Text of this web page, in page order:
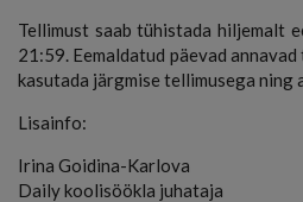
Tellimust saab tühistada hiljemalt
21:59. Eemaldatud päevad
kasutada järgmise tellimusega
Lisainfo:
Irina Goidina-Karlova
Daily koolisöökla juhataja